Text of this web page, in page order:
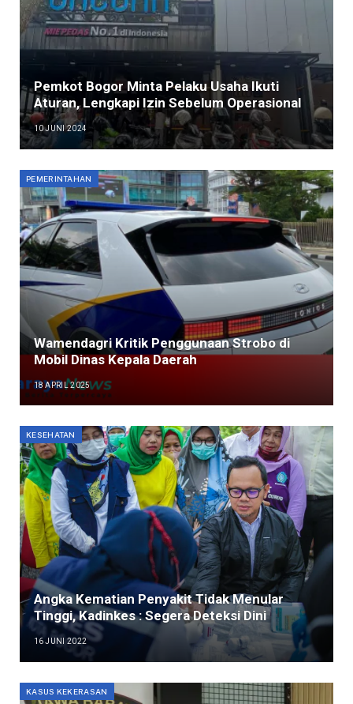
Pemkot Bogor Minta Pelaku Usaha Ikuti
Aturan, Lengkapi Izin Sebelum Operasional
10 JUNI 2024
PEMERINTAHAN
Wamendagri Kritik Penggunaan Strobo di
Mobil Dinas Kepala Daerah
18 APRIL 2025
KESEHATAN
Angka Kematian Penyakit Tidak Menular
Tinggi, Kadinkes : Segera Deteksi Dini
16 JUNI 2022
KASUS KEKERASAN